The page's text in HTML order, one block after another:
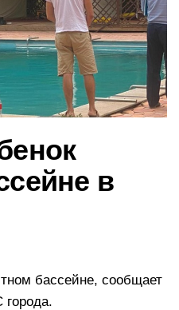
в
бассейне, сообщает